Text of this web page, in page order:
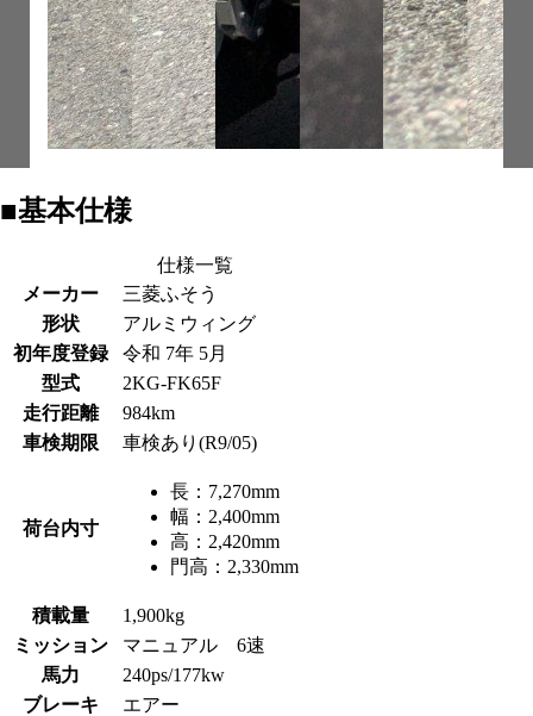
■基本仕様
仕様一覧
メーカー
三菱ふそう
形状
アルミウィング
初年度登録
令和 7年 5月
型式
2KG-FK65F
走行距離
984km
車検期限
車検あり(R9/05)
荷台内寸
長： 7,270mm
幅： 2,400mm
高： 2,420mm
門高： 2,330mm
積載量
1,900kg
ミッション
マニュアル 6速
馬力
240ps/177kw
ブレーキ
エアー